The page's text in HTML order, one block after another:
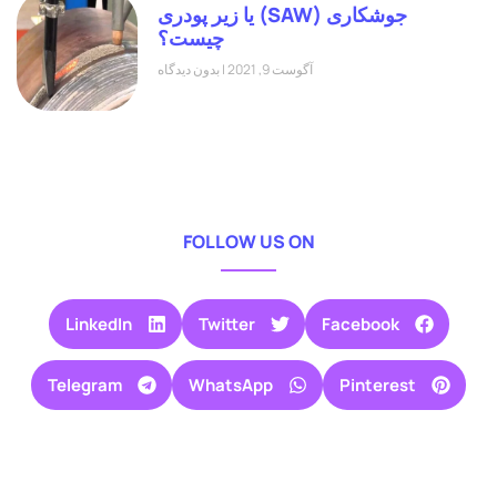
جوشکاری (SAW) یا زیر پودری
چیست؟
آگوست 9, 2021 بدون دیدگاه
FOLLOW US ON
Facebook
Twitter
LinkedIn
Pinterest
WhatsApp
Telegram